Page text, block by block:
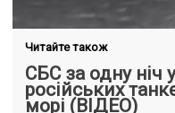
Читайте також
СБС за одну ніч
російських
морі (ВІДЕО)